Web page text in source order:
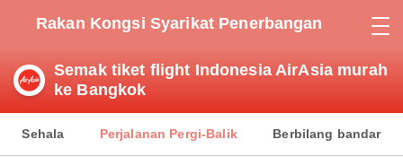
Rakan Kongsi Syarikat Penerbangan
Semak tiket flight Indonesia AirAsia murah
ke Bangkok
Sehala Perjalanan Pergi-Balik Berbilang bandar